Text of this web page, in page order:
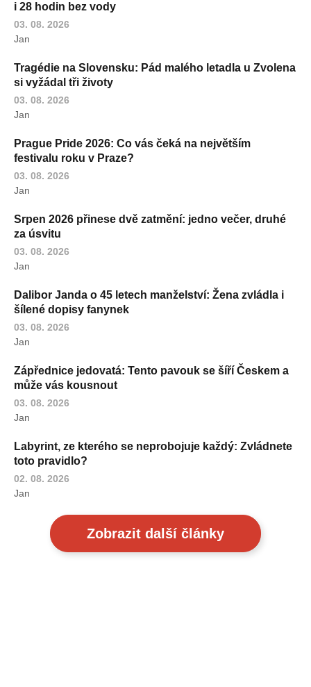
i 28 hodin bez vody
03. 08. 2026
Jan
Tragédie na Slovensku: Pád malého letadla u Zvolena
si vyžádal tři životy
03. 08. 2026
Jan
Prague Pride 2026: Co vás čeká na největším
festivalu roku v Praze?
03. 08. 2026
Jan
Srpen 2026 přinese dvě zatmění: jedno večer, druhé
za úsvitu
03. 08. 2026
Jan
Dalibor Janda o 45 letech manželství: Žena zvládla i
šílené dopisy fanynek
03. 08. 2026
Jan
Zápřednice jedovatá: Tento pavouk se šíří Českem a
může vás kousnout
03. 08. 2026
Jan
Labyrint, ze kterého se neprobojuje každý: Zvládnete
toto pravidlo?
02. 08. 2026
Jan
Zobrazit další články